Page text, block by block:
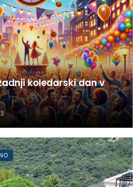
koledarski dan v